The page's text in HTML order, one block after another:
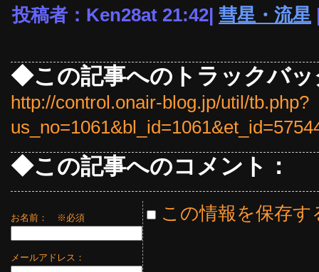
投稿者：Ken28at 21:42| 彗星・流星
◆この記事へのトラックバッ
http://control.onair-blog.jp/util/tb.php?
◆この記事へのコメント：
お名前： ※必須
メールアドレス：
この情報を保存す